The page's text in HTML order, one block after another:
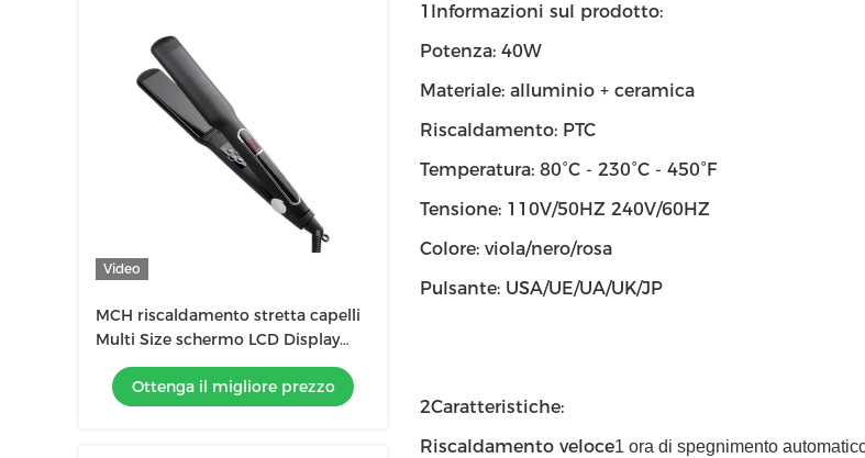
Video
MCH riscaldamento stretta capelli
Multi Size schermo LCD Display
Touch Operation attrezzi
professionali
Ottenga il migliore prezzo
1Informazioni sul prodotto:
Potenza: 40W
Materiale: alluminio + ceramica
Riscaldamento: PTC
Temperatura: 80°C - 230°C - 450°F
Tensione: 110V/50HZ 240V/60HZ
Colore: viola/nero/rosa
Pulsante: USA/UE/UA/UK/JP
2Caratteristiche:
Riscaldamento veloce1 ora di spegnimento